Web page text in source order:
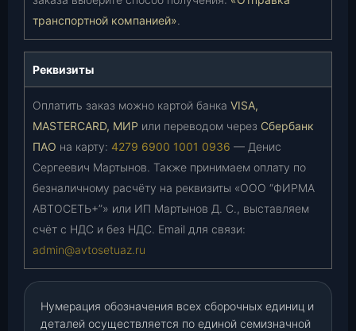
транспортной компанией».
Реквизиты
Оплатить заказ можно картой банка VISA,
MASTERCARD, МИР или переводом через Сбербанк
ПАО на карту: 4279 6900 1001 0936 — Денис
Сергеевич Мартынов. Также принимаем оплату по
безналичному расчёту на реквизиты «ООО “ФИРМА
АВТОСЕТЬ+”» или ИП Мартынов Д. С., выставляем
счёт с НДС и без НДС. Email для связи:
admin@avtosetuaz.ru
Нумерация обозначения всех сборочных единиц и
деталей осуществляется по единой семизначной